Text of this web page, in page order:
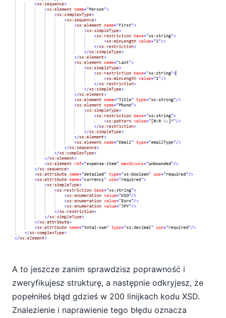
A to jeszcze zanim sprawdzisz poprawność i
zweryfikujesz strukturę, a następnie odkryjesz, że
popełniłeś błąd gdzieś w 200 linijkach kodu XSD.
Znalezienie i naprawienie tego błędu oznacza